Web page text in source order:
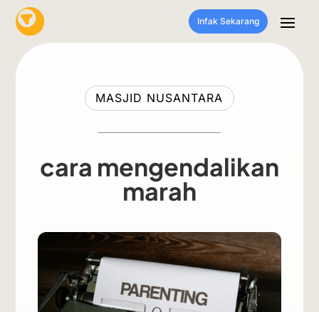
Infak Sekarang
MASJID NUSANTARA
cara mengendalikan
marah